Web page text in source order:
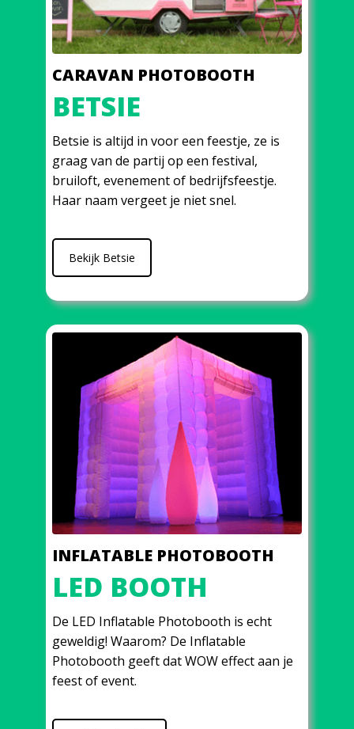
CARAVAN PHOTOBOOTH
BETSIE
Betsie is altijd in voor een feestje, ze is
graag van de partij op een festival,
bruiloft, evenement of bedrijfsfeestje.
Haar naam vergeet je niet snel.
Bekijk Betsie
INFLATABLE PHOTOBOOTH
LED BOOTH
De LED Inflatable Photobooth is echt
geweldig! Waarom? De Inflatable
Photobooth geeft dat WOW effect aan je
feest of event.